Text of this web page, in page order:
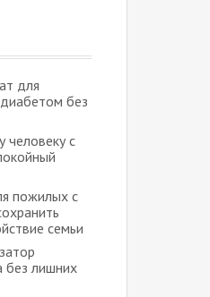
для
без
человеку с
пожилых с
семьи
без лишних